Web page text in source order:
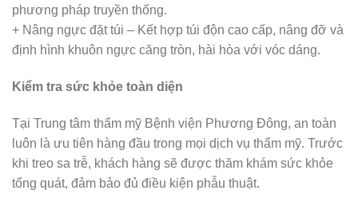
phương pháp truyền thống.
+ Nâng ngực đặt túi – Kết hợp túi độn cao cấp, nâng đỡ và
định hình khuôn ngực căng tròn, hài hòa với vóc dáng.
Kiểm tra sức khỏe toàn diện
Tại Trung tâm thẩm mỹ Bệnh viện Phương Đông, an toàn
luôn là ưu tiên hàng đầu trong mọi dịch vụ thẩm mỹ. Trước
khi treo sa trễ, khách hàng sẽ được thăm khám sức khỏe
tổng quát, đảm bảo đủ điều kiện phẫu thuật.